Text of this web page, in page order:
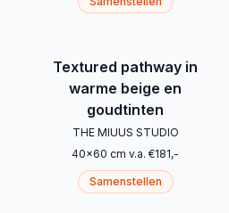
Textured pathway in
warme beige en
goudtinten
THE MIUUS STUDIO
40x60 cm v.a. €181,-
Samenstellen